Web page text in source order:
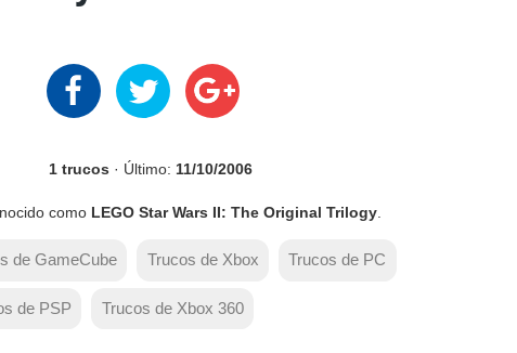
1 trucos · Último: 11/10/2006
como LEGO Star Wars II: The Original Trilogy
de GameCube Trucos de Xbox Trucos de PC
de PSP Trucos de Xbox 360